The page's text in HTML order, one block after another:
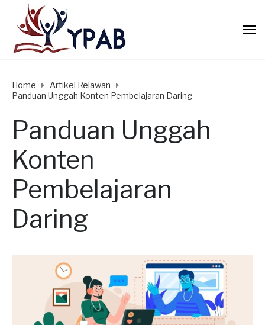
Home
Artikel Relawan
Panduan Unggah Konten Pembelajaran Daring
Panduan Unggah
Konten
Pembelajaran
Daring